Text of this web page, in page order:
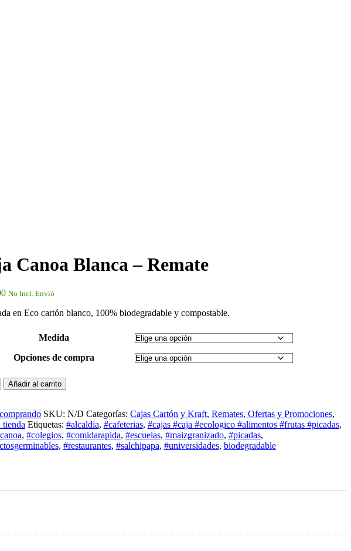
Canoa Blanca – Remate
No Incl. Envió
en Eco cartón blanco, 100% biodegradable y compostable.
Medida
Opciones de compra
Añadir al carrito
SKU: N/D Categorías: Cajas Cartón y Kraft, Remates, Ofertas y Promociones,
tienda Etiquetas: #alcaldia, #cafeterias, #cajas #caja #ecologico #alimentos #frutas #picadas,
, #colegios, #comidarapida, #escuelas, #maizgranizado, #picadas,
, #restaurantes, #salchipapa, #universidades, biodegradable